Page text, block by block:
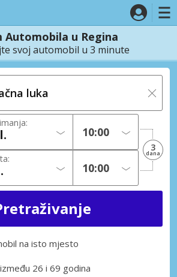
Automobila u Regina
svoj automobil u 3 minute
3
dana
na isto mjesto
26 i 69 godina